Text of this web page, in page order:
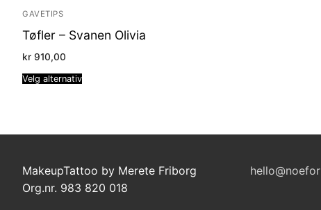
GAVETIPS
Tøfler – Svanen Olivia
kr 910,00
Velg alternativ
MakeupTattoo by Merete Friborg
Org.nr. 983 820 018